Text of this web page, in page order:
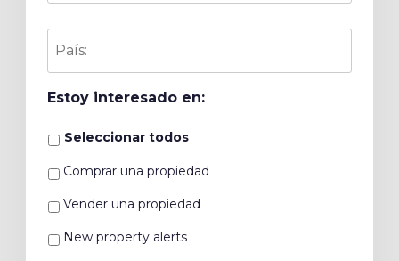
País:
Estoy interesado en:
Seleccionar todos
Comprar una propiedad
Vender una propiedad
New property alerts